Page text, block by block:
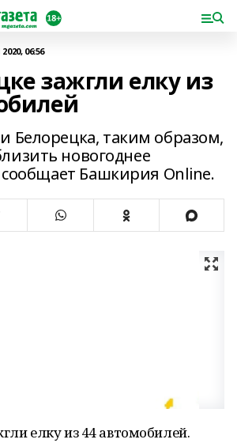
06:56
зажгли елку из
Белорецка, таким образом,
новогоднее
сообщает Башкирия Online.
елку из 44 автомобилей.